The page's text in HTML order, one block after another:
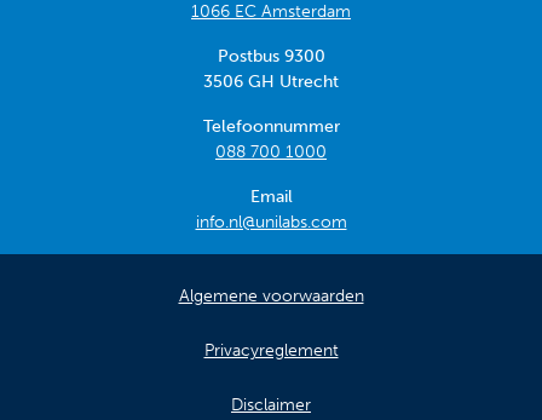
1066 EC Amsterdam
Postbus 9300
3506 GH Utrecht
Telefoonnummer
088 700 1000
Email
info.nl@unilabs.com
Algemene voorwaarden
Privacyreglement
Disclaimer